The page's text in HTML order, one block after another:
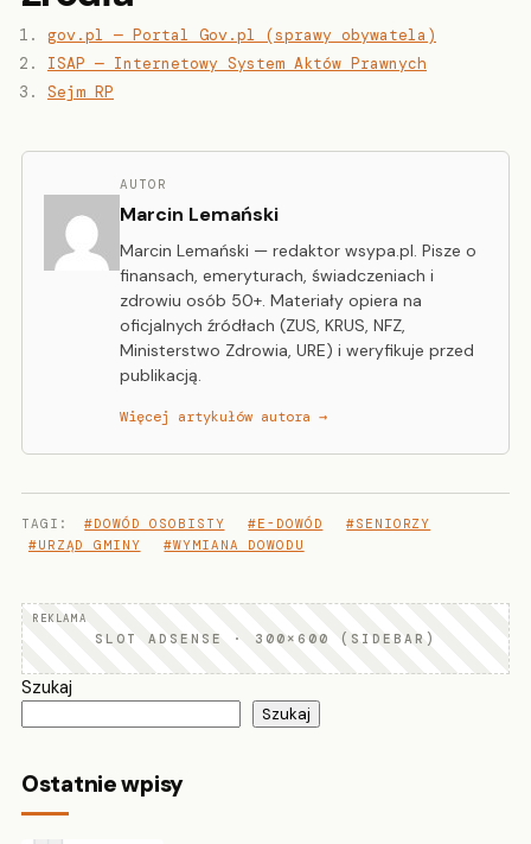
gov.pl — Portal Gov.pl (sprawy obywatela)
ISAP — Internetowy System Aktów Prawnych
Sejm RP
AUTOR
Marcin Lemański
Marcin Lemański — redaktor wsypa.pl. Pisze o
finansach, emeryturach, świadczeniach i
zdrowiu osób 50+. Materiały opiera na
oficjalnych źródłach (ZUS, KRUS, NFZ,
Ministerstwo Zdrowia, URE) i weryfikuje przed
publikacją.
Więcej artykułów autora →
TAGI: #DOWÓD OSOBISTY #E-DOWÓD
#SENIORZY
#URZĄD GMINY
#WYMIANA DOWODU
SLOT ADSENSE · 300×600 (SIDEBAR)
Szukaj
Szukaj
Ostatnie wpisy